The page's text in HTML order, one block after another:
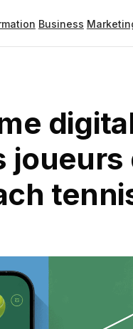
Business
joueurs